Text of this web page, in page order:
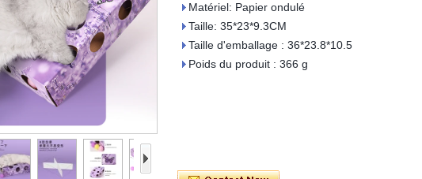
Matériel: Papier ondulé
Taille: 35*23*9.3CM
Taille d'emballage : 36*23.8*10.5
Poids du produit : 366 g